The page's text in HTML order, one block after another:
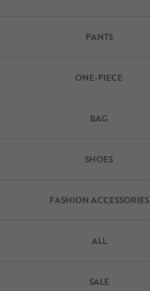
PANTS
ONE-PIECE
BAG
SHOES
FASHION ACCESSORIES
ALL
SALE